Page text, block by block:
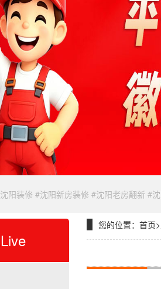
阳装修 #沈阳新房装修 #沈阳老房翻新 #
您的位置： 首页>